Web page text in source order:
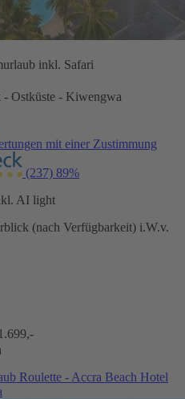
inkl. Safari
- Ostküste - Kiwengwa
mit einer Zustimmung
(237) 89%
AI light
(nach Verfügbarkeit) i.W.v.
1.699,-
Roulette - Accra Beach Hotel